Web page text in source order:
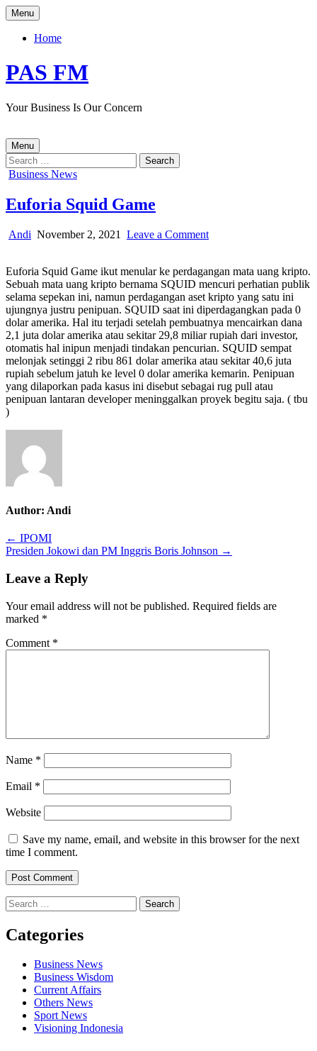
Skip
to
content
Menu
Home
PAS FM
Your Business Is Our Concern
Menu
Search
for:
Posted
Business News
Euforia Squid Game
Author:
Andi Published
November 2, 2021 Leave a Commenton
Game
Euforia Squid Game ikut menular ke perdagangan mata uang kripto.
Sebuah mata uang kripto bernama SQUID mencuri perhatian publik
selama sepekan ini, namun perdagangan aset kripto yang satu ini
ujungnya justru penipuan. SQUID saat ini diperdagangkan pada 0
dolar amerika. Hal itu terjadi setelah pembuatnya mencairkan dana
2,1 juta dolar amerika atau sekitar 29,8 miliar rupiah dari investor,
otomatis hal inipun menjadi tindakan pencurian. SQUID sempat
melonjak setinggi 2 ribu 861 dolar amerika atau sekitar 40,6 juta
rupiah sebelum jatuh ke level 0 dolar amerika kemarin. Penipuan
yang dilaporkan pada kasus ini disebut sebagai rug pull atau
penipuan lantaran developer meninggalkan proyek begitu saja. ( tbu
)
Author: Andi
Post
navigation
← IPOMI
Presiden Jokowi dan PM Inggris Boris Johnson →
Leave a Reply
Your email address will not be published. Required fields are
marked *
Comment *
Name *
Email *
Website
Save my name, email, and website in this browser for the next
time I comment.
Search
for:
Categories
Business News
Business Wisdom
Current Affairs
Others News
Sport News
Visioning Indonesia